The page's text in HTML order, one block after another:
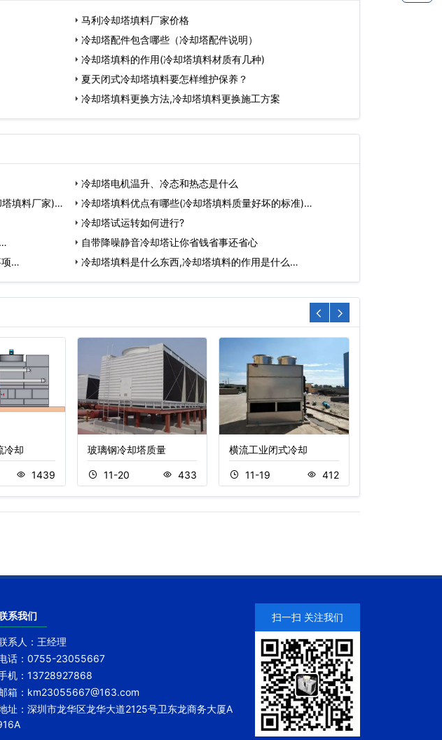
马利冷却塔填料厂家价格
冷却塔配件包含哪些（冷却塔配件说明）
冷却塔填料的作用(冷却塔填料材质有几种)
夏天闭式冷却塔填料要怎样维护保养？
冷却塔填料更换方法,冷却塔填料更换施工方案
冷却塔电机温升、冷态和热态是什么
塔填料厂家)…
冷却塔填料优点有哪些(冷却塔填料质量好坏的标准)…
冷却塔试运转如何进行?
自带降噪静音冷却塔让你省钱省事还省心
项…
冷却塔填料是什么东西,冷却塔填料的作用是什么…
冷却
1439
玻璃钢冷却塔质量
11-20 433
横流工业闭式冷却
11-19 412
系我们
系人： 王经理
话： 0755-23055667
机： 13728927868
箱： km23055667@163.com
址： 深圳市龙华区龙华大道2125号卫东龙商务大厦A
扫一扫 关注我们